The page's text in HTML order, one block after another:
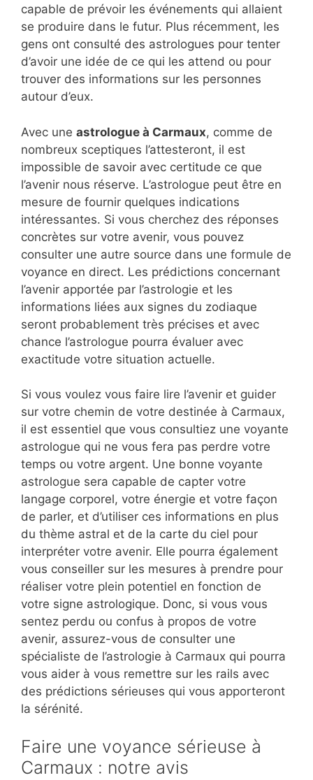
capable de prévoir les événements qui allaient
se produire dans le futur. Plus récemment, les
gens ont consulté des astrologues pour tenter
d’avoir une idée de ce qui les attend ou pour
trouver des informations sur les personnes
autour d’eux.
Avec une astrologue à Carmaux, comme de
nombreux sceptiques l’attesteront, il est
impossible de savoir avec certitude ce que
l’avenir nous réserve. L’astrologue peut être en
mesure de fournir quelques indications
intéressantes. Si vous cherchez des réponses
concrètes sur votre avenir, vous pouvez
consulter une autre source dans une formule de
voyance en direct. Les prédictions concernant
l’avenir apportée par l’astrologie et les
informations liées aux signes du zodiaque
seront probablement très précises et avec
chance l’astrologue pourra évaluer avec
exactitude votre situation actuelle.
Si vous voulez vous faire lire l’avenir et guider
sur votre chemin de votre destinée à Carmaux,
il est essentiel que vous consultiez une voyante
astrologue qui ne vous fera pas perdre votre
temps ou votre argent. Une bonne voyante
astrologue sera capable de capter votre
langage corporel, votre énergie et votre façon
de parler, et d’utiliser ces informations en plus
du thème astral et de la carte du ciel pour
interpréter votre avenir. Elle pourra également
vous conseiller sur les mesures à prendre pour
réaliser votre plein potentiel en fonction de
votre signe astrologique. Donc, si vous vous
sentez perdu ou confus à propos de votre
avenir, assurez-vous de consulter une
spécialiste de l’astrologie à Carmaux qui pourra
vous aider à vous remettre sur les rails avec
des prédictions sérieuses qui vous apporteront
la sérénité.
Faire une voyance sérieuse à
Carmaux : notre avis